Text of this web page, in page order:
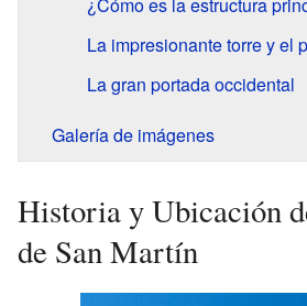
La impresionante torre y el
La gran portada occidental
Galería de imágenes
Historia y Ubicación
de San Martín